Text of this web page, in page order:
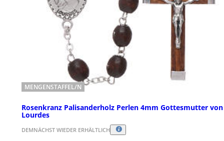
MENGENSTAFFEL/N
Rosenkranz Palisanderholz Perlen 4mm Gottesmutter von
Lourdes
DEMNÄCHST WIEDER ERHÄLTLICH